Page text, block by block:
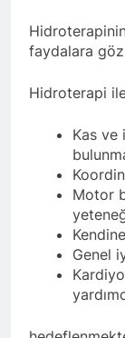
faydalara göz
Hidroterapi
Kas ve
Motor
Genel